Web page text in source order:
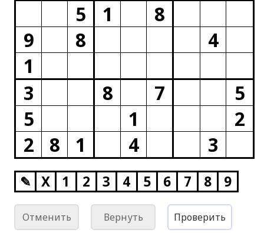
5
1
8
9
8
4
1
3
8 7
5
5
1
2
2
8 1 4 3
✎ X 1 2 3 4 5 6 7 8 9
Отменить Вернуть Проверить